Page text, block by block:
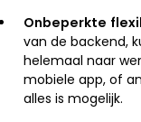
Onbeperkte
van de backend,
helemaal naar
mobiele app, of
alles is mogelijk.